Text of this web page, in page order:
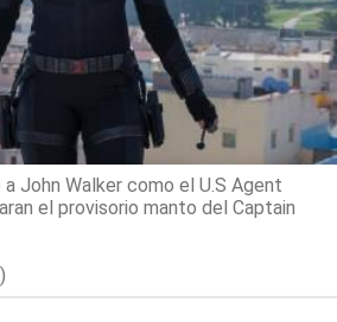
John Walker como el U.S Agent
el provisorio manto del Captain
)